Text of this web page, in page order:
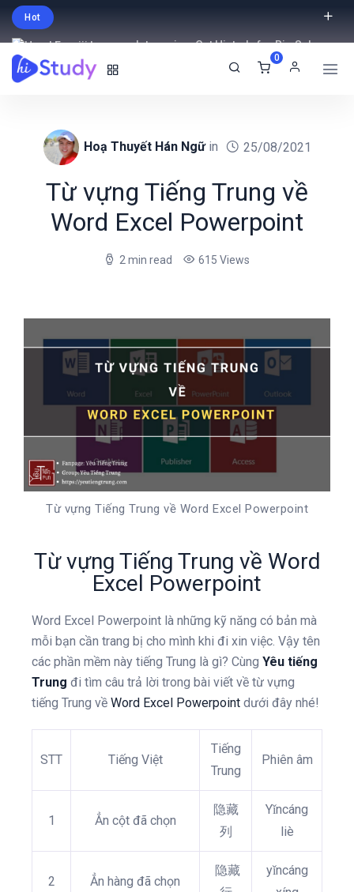
Hot
Intro price. Get Histudy for Big Sale
-95% off.
0
Hoạ Thuyết Hán Ngữin 25/08/2021
Từ vựng Tiếng Trung về
Word Excel Powerpoint
2 min read 615 Views
Từ vựng Tiếng Trung về Word Excel Powerpoint
Từ vựng Tiếng Trung về Word
Excel Powerpoint
Word Excel Powerpoint là những kỹ năng có bản mà
mỗi bạn cần trang bị cho mình khi đi xin việc. Vậy tên
các phần mềm này tiếng Trung là gì? Cùng Yêu tiếng
Trung đi tìm câu trả lời trong bài viết về từ vựng
tiếng Trung về Word Excel Powerpoint dưới đây nhé!
STT Tiếng Việt
Tiếng
Trung
Phiên âm
1 Ẳn cột đã chọn
隐藏
列
Yǐncáng
liè
2 Ẳn hàng đã chọn
隐藏
yǐncáng